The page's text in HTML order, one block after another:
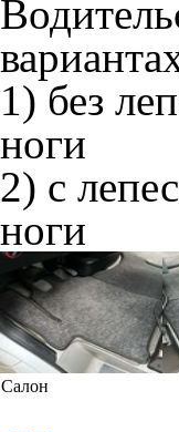
1) без
ноги
2) с
ноги
Салон